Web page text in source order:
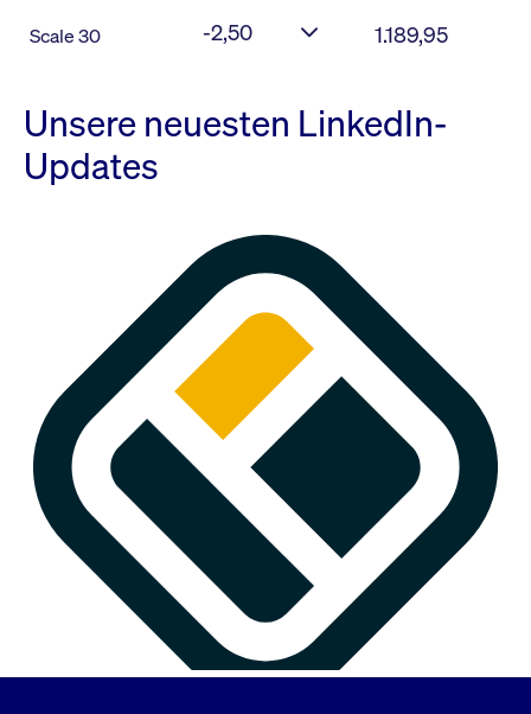
Scale 30 -2,50 1.189,95
Unsere neuesten LinkedIn-
Updates